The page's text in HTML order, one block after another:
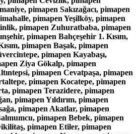
pimapen Sakızağacı, pimapen
pimapen Yeşilköy, pimapen
pimapen Zuhuratbaba, pimapen
pimapen Bahçeşehir 1. Kısım,
pimapen Başak, pimapen
pimapen Kayabaşı,
Ziya Gökalp, pimapen
pimapen Cevatpaşa, pimapen
pimapen Kocatepe, pimapen
pimapen Terazidere, pimapen
pimapen Yıldırım, pimapen
pimapen Akatlar, pimapen
pimapen Bebek, pimapen
pimapen Etiler, pimapen